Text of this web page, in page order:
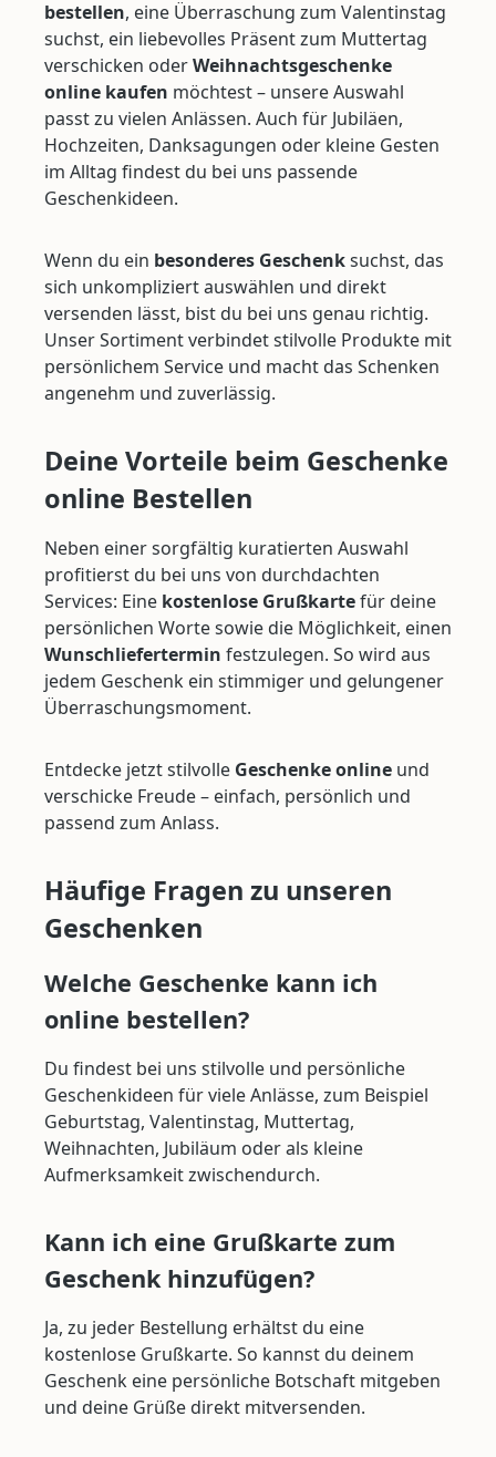
bestellen, eine Überraschung zum Valentinstag
suchst, ein liebevolles Präsent zum Muttertag
verschicken oderWeihnachtsgeschenke
online kaufen möchtest – unsere Auswahl
passt zu vielen Anlässen. Auch für Jubiläen,
Hochzeiten, Danksagungen oder kleine Gesten
im Alltag findest du bei uns passende
Geschenkideen.
Wenn du ein besonderes Geschenksuchst, das
sich unkompliziert auswählen und direkt
versenden lässt, bist du bei uns genau richtig.
Unser Sortiment verbindet stilvolle Produkte mit
persönlichem Service und macht das Schenken
angenehm und zuverlässig.
Deine Vorteile beim Geschenke
online Bestellen
Neben einer sorgfältig kuratierten Auswahl
profitierst du bei uns von durchdachten
Services: Eine kostenlose Grußkartefür deine
persönlichen Worte sowie die Möglichkeit, einen
Wunschliefertermin festzulegen. So wird aus
jedem Geschenk ein stimmiger und gelungener
Überraschungsmoment.
Entdecke jetzt stilvolle Geschenke online und
verschicke Freude – einfach, persönlich und
passend zum Anlass.
Häufige Fragen zu unseren
Geschenken
Welche Geschenke kann ich
online bestellen?
Du findest bei uns stilvolle und persönliche
Geschenkideen für viele Anlässe, zum Beispiel
Geburtstag, Valentinstag, Muttertag,
Weihnachten, Jubiläum oder als kleine
Aufmerksamkeit zwischendurch.
Kann ich eine Grußkarte zum
Geschenk hinzufügen?
Ja, zu jeder Bestellung erhältst du eine
kostenlose Grußkarte. So kannst du deinem
Geschenk eine persönliche Botschaft mitgeben
und deine Grüße direkt mitversenden.